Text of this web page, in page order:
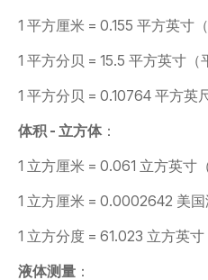
1 平方厘米 = 0.155 平方英寸
1 平方分贝 = 15.5 平方英寸（
1 平方分贝 = 0.10764 平方英
体积 - 立方体：
1 立方厘米 = 0.061 立方英寸
1 立方厘米 = 0.0002642 美国
1 立方分度 = 61.023 立方英
液体测量 ：